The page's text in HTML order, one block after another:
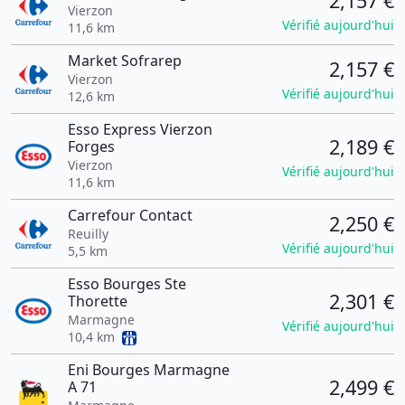
Vierzon
11,6 km
Vérifié aujourd'hui
Market Sofrarep
Vierzon
12,6 km
2,157 €
Vérifié aujourd'hui
Esso Express Vierzon
Forges
Vierzon
11,6 km
2,189 €
Vérifié aujourd'hui
Carrefour Contact
Reuilly
5,5 km
2,250 €
Vérifié aujourd'hui
Esso Bourges Ste
Thorette
Marmagne
10,4 km
2,301 €
Vérifié aujourd'hui
Eni Bourges Marmagne
A 71
2,499 €